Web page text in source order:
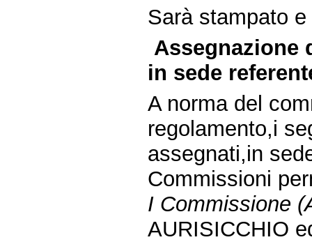
Sarà stampato
Assegnazione
in sede
A norma del
regolamento,i
assegnati,in
Commissioni
I Commissione
AURISICCHIO